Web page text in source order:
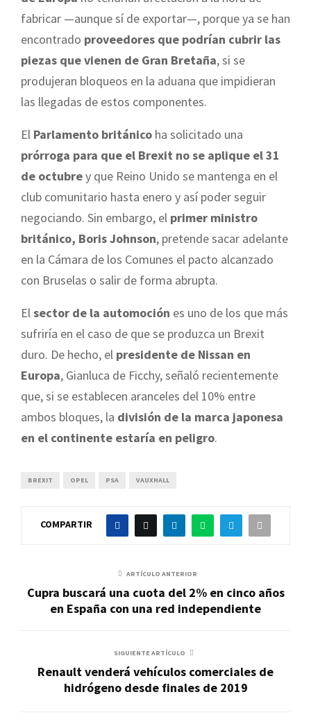
fabricar —aunque sí de exportar—, porque ya se han
encontrado proveedores que podrían cubrir las
piezas que vienen de Gran Bretaña, si se
produjeran bloqueos en la aduana que impidieran
las llegadas de estos componentes.
El Parlamento británico ha solicitado una
prórroga para que el Brexit no se aplique el 31
de octubrey que Reino Unido se mantenga en el
club comunitario hasta enero y así poder seguir
negociando. Sin embargo, el primer ministro
británico, Boris Johnson, pretende sacar adelante
en la Cámara de los Comunes el pacto alcanzado
con Bruselas o salir de forma abrupta.
El sector de la automoción es uno de los que más
sufriría en el caso de que se produzca un Brexit
duro. De hecho, el presidente de Nissan en
Europa, Gianluca de Ficchy, señaló recientemente
que, si se establecen aranceles del 10% entre
ambos bloques, la división de la marca japonesa
en el continente estaría en peligro.
BREXIT OPEL PSA VAUXHALL
COMPARTIR
ARTÍCULO ANTERIOR
Cupra buscará una cuota del 2% en cinco años
en España con una red independiente
SIGUIENTE ARTÍCULO
Renault venderá vehículos comerciales de
hidrógeno desde finales de 2019